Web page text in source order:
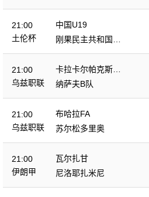
21:00
土伦杯
中国U19
刚果民主共和国U2
3
21:00
乌兹职联
卡拉卡尔帕克斯坦F
A
纳萨夫B队
21:00
乌兹职联
布哈拉FA
苏尔松多里奥
21:00
伊朗甲
瓦尔扎甘
尼洛耶扎米尼